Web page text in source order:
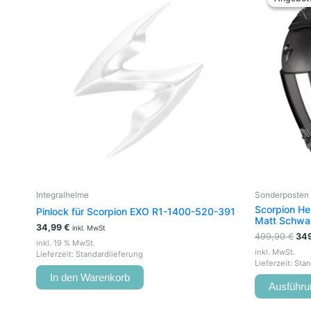
Integralhelme
Pinlock für Scorpion EXO R1-1400-520-391
34,99 € inkl. MwSt
inkl. 19 % MwSt.
Lieferzeit: Standardlieferung
In den Warenkorb
Scorpion
Matt
499,90€
war:
inkl. MwSt.
Lieferzeit: